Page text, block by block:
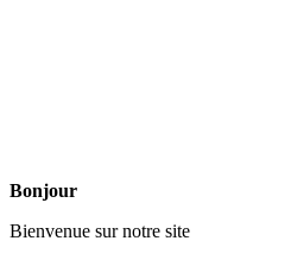
Bonjour
Bienvenue sur notre site